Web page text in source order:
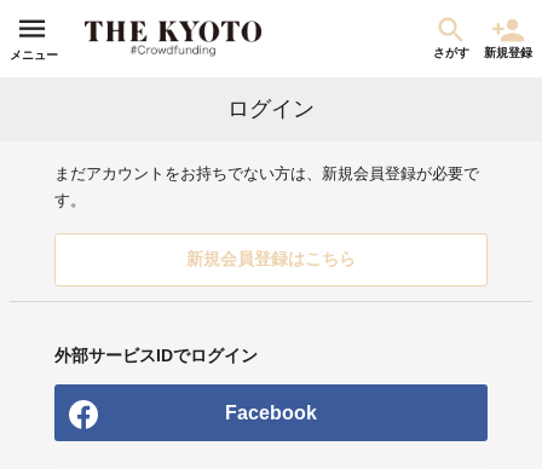
メニュー さがす 新規登録
ログイン
まだアカウントをお持ちでない方は、新規会員登録が必要で
す。
新規会員登録はこちら
外部サービスIDでログイン
Facebook